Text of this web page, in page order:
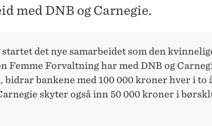
med DNB og Carnegie.
startet det nye samarbeidet som den
Femme Forvaltning har med DNB og
bidrar bankene med 100 000 kroner hver i to
skyter også inn 50 000 kroner i